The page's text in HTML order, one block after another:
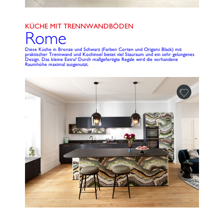
KÜCHE MIT TRENNWANDBÖDEN
Rome
Diese Küche in Bronze und Schwarz (Farben Corten und Origami Black) mit
praktischer Trennwand und Kochinsel bietet viel Stauraum und ein sehr gelungenes
Design. Das kleine Extra? Durch maßgefertigte Regale wird die vorhandene
Raumhöhe maximal ausgenutzt.